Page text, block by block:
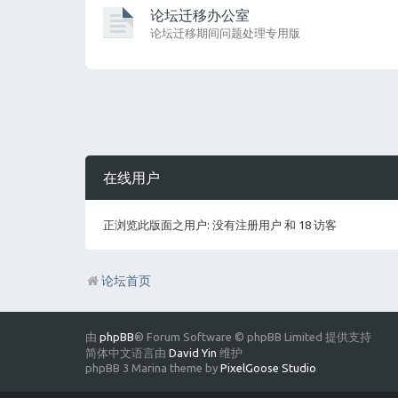
论坛迁移办公室
论坛迁移期间问题处理专用版
在线用户
正浏览此版面之用户: 没有注册用户 和 18 访客
论坛首页
由 phpBB® Forum Software © phpBB Limited 提供支持
简体中文语言由 David Yin 维护
phpBB 3 Marina theme by PixelGoose Studio